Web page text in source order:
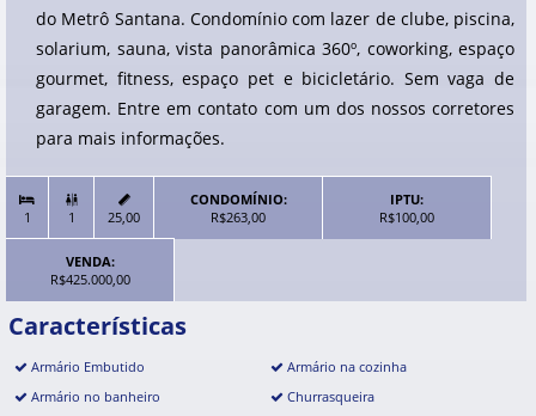
do Metrô Santana. Condomínio com lazer de clube, piscina,
solarium, sauna, vista panorâmica 360º, coworking, espaço
gourmet, fitness, espaço pet e bicicletário. Sem vaga de
garagem. Entre em contato com um dos nossos corretores
para mais informações.
1

1

25,00
CONDOMÍNIO:
R$263,00
IPTU:
R$100,00
VENDA:
R$425.000,00
Características
Armário Embutido
Armário na cozinha
Armário no banheiro
Churrasqueira